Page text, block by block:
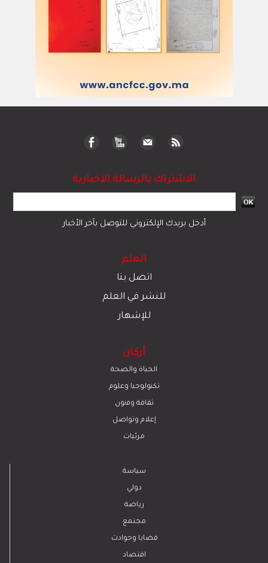
الاشتراك بالرسالة الاخبارية
أدخل بريدك الإلكتروني للتوصل بآخر الأخبار
العلم
اتصل بنا
للنشر في العلم
للإشهار
أركان
الحياة والصحة
تكنولوجيا وعلوم
ﺛﻘﺎﻓﺔ وﻓﻧون
إعلام وتواصل
مرئيات
سياسة
دولي
رياضة
مجتمع
قضايا وحوادث
اقتصاد